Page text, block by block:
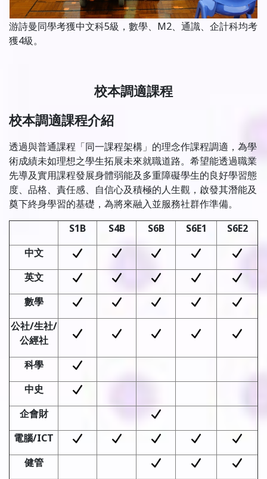
游詩曼同學考獲中文科5級，數學、M2、通識、企計科均考
獲4級。
校本調適課程
校本調適課程介紹
透過與普通課程「同一課程架構」的理念作課程調適，為學
術成績未如理想之學生拓展未來就職道路。希望能透過職業
先導及實用課程發展身體弱能及多重障礙學生的良好學習態
度、品格、責任感、自信心及積極的人生觀，啟發其潛能及
奠下終身學習的基礎，為將來融入並服務社群作準備。
S1B
S4B S6B S6E1
S6E2
中文
英文
數學
公社/生社/
公經社
科學
中史
企會財
電腦/ICT
健管